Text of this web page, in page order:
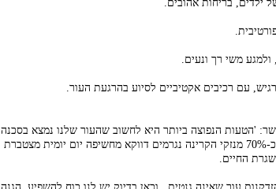
משי רך ונעים.
'הטעות הנפוצה ביותר היא לחשוב שהעור שלנו נמצא בסכנה
רק בזמן בילוי בים או בבריכה. המדע מוכיח אחרת: כ-70% מנזקי הקרינה נגרמים דווקא מחשיפה יום יומית מצטברת
החיים.